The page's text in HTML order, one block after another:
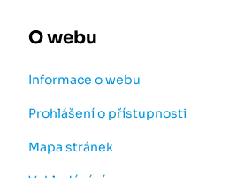
O webu
Informace o webu
Prohlášení o přístupnosti
Mapa stránek